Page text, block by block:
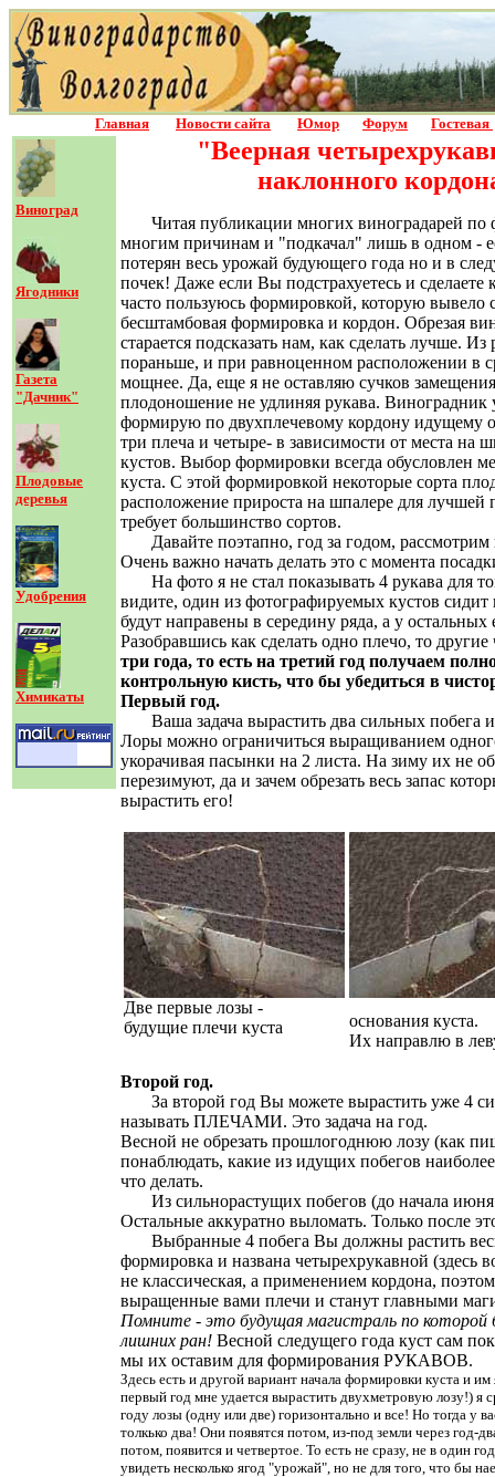
Главная Новости сайта Юмор Форум Гостевая
Виноград
Ягодники
Газета
"Дачник"
Плодовые
деревья
Удобрения
Химикаты
"Веерная
наклонного
Читая публикации многих виноградарей по
многим причинам и "подкачал" лишь в одном -
потерян весь урожай будующего года но и в
почек! Даже если Вы подстрахуетесь и
часто пользуюсь формировкой, которую вывело
бесштамбовая формировка и кордон. Обрезая
старается подсказать нам, как сделать лучше.
пораньше, и при равноценном расположении в
мощнее. Да, еще я не оставляю сучков
плодоношение не удлиняя рукава. Виноградник
формирую по двухплечевому кордону идущему
три плеча и четыре- в зависимости от места на
кустов. Выбор формировки всегда обусловлен
куста. С этой формировкой некоторые сорта
расположение прироста на шпалере для лучшей
требует большинство сортов.
Давайте поэтапно, год за годом,
Очень важно начать делать это с момента
На фото я не стал показывать 4 рукава для
видите, один из фотографируемых кустов сидит
будут направены в середину ряда, а у
Разобравшись как сделать одно плечо, то
три года, то есть на третий год получаем
контрольную кисть, что бы убедиться в
Первый год.
Ваша задача вырастить два сильных побега
Лоры можно ограничиться выращиванием
укорачивая пасынки на 2 листа. На зиму их не
перезимуют, да и зачем обрезать весь запас
вырастить его!
Две первые лозы -
будущие плечи куста
основания куста.
Их направлю в
Второй год.
За второй год Вы можете вырастить уже 4
называть ПЛЕЧАМИ. Это задача на год.
Весной не обрезать прошлогоднюю лозу (как
понаблюдать, какие из идущих побегов
что делать.
Из сильнорастущих побегов (до начала июня
Остальные аккуратно выломать. Только после
Выбранные 4 побега Вы должны растить
формировка и названа четырехрукавной (здесь
не классическая, а применением кордона,
выращенные вами плечи и станут главными
Помните - это будущая магистраль по которой
лишних ран! Весной следущего года куст сам
мы их оставим для формирования РУКАВОВ.
Здесь есть и другой вариант начала формировки куста и
первый год мне удается вырастить двухметровую лозу!)
году лозы (одну или две) горизонтально и все! Но тогда у
толкько два! Они появятся потом, из-под земли через год-
потом, появится и четвертое. То есть не сразу, не в один
увидеть несколько ягод "урожай", но не для того, что бы